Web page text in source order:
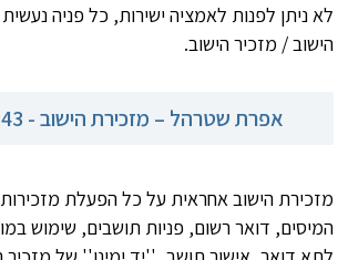
לא ניתן לפנות לאמציה ישירות, כל פניה
הישוב / מזכיר הישוב.
אפרת שטרהל – מזכירת הישוב - 09-7923243
מזכירת הישוב אחראית על כל הפעלת
המיסים, דואר רשום, פניות תושבים, שימוש